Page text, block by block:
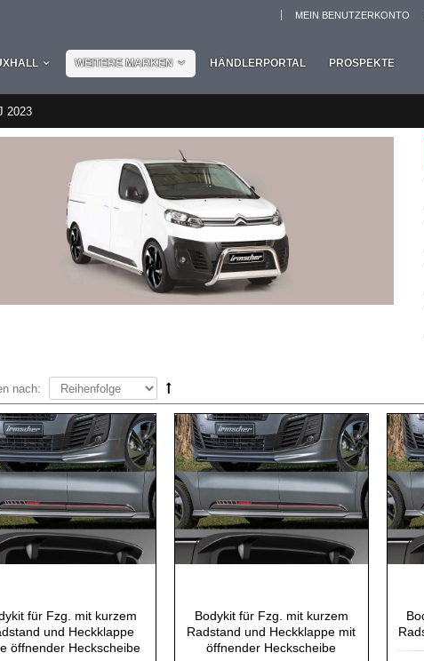
MEIN BENUTZERKONTO
WEITERE MARKEN HÄNDLERPORTAL PROSPEKTE
2023
nach:
für Fzg. mit kurzem
und Heckklappe
öffnender Heckscheibe
Bodykit für Fzg. mit kurzem
Radstand und Heckklappe mit
öffnender Heckscheibe